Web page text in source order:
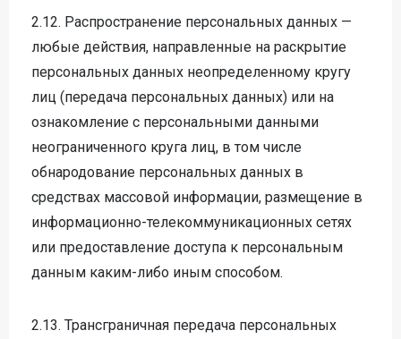
2.12. Распространение персональных данных —
любые действия, направленные на раскрытие
персональных данных неопределенному кругу
лиц (передача персональных данных) или на
ознакомление с персональными данными
неограниченного круга лиц, в том числе
обнародование персональных данных в
средствах массовой информации, размещение в
информационно-телекоммуникационных сетях
или предоставление доступа к персональным
данным каким-либо иным способом.
2.13. Трансграничная передача персональных